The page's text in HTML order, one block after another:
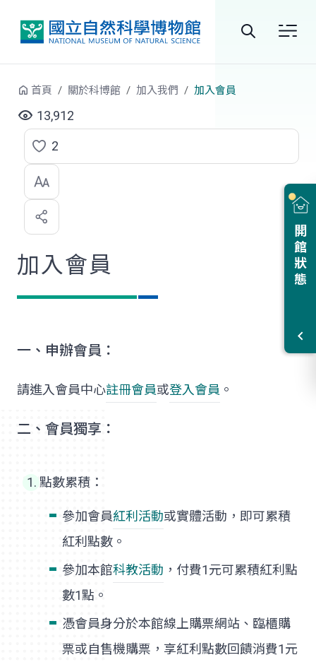
尋
開館狀態
首頁 關於科博館 加入我們 加入會員
13,912
點
選
喜
歡
2
加入會員
一、申辦會員：
請進入會員中心註冊會員或登入會員 。
二、會員獨享：
點數累積：
參加會員紅利活動或實體活動，即可累積
紅利點數。
參加本館科教活動 ，付費1元可累積紅利點
數1點。
憑會員身分於本館線上購票網站、臨櫃購
票或自售機購票，享紅利點數回饋消費1元